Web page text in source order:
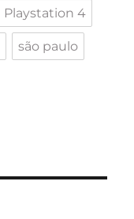
Playstation 4
são paulo